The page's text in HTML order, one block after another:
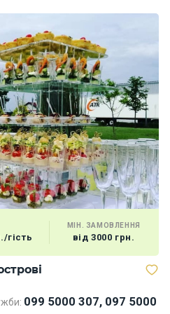
гість
МІН. ЗАМОВЛЕННЯ
від 3000 грн.
099 5000 307, 097 5000